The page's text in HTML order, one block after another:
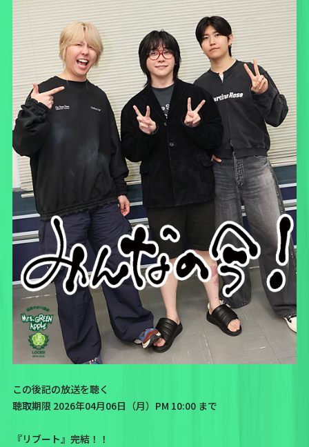
この後記の放送を聴く
聴取期限 2026年04月06日（月）PM 10:00 まで
『リブート』完結！！